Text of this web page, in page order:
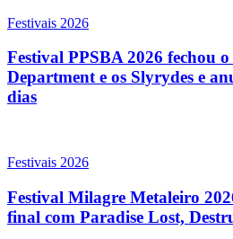
Festivais 2026
Festival PPSBA 2026 fechou o
Department e os Slyrydes e
dias
Festivais 2026
Festival Milagre Metaleiro
final com Paradise Lost,